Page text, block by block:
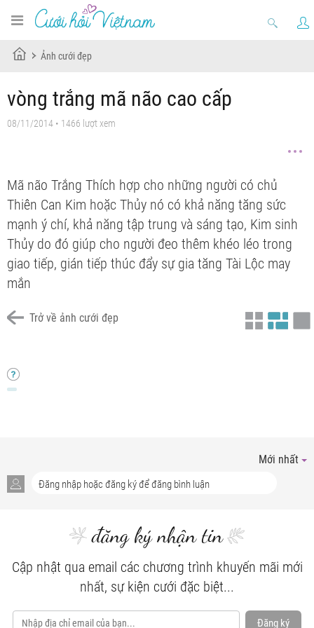
Ảnh cưới đẹp
vòng trắng mã não cao cấp
08/11/2014 • 1466 lượt xem
Mã não Trắng Thích hợp cho những người có chủ
Thiên Can Kim hoặc Thủy nó có khả năng tăng sức
mạnh ý chí, khả năng tập trung và sáng tạo, Kim sinh
Thủy do đó giúp cho người đeo thêm khéo léo trong
giao tiếp, gián tiếp thúc đẩy sự gia tăng Tài Lộc may
mắn
Trở về ảnh cưới đẹp
mã não thiên nhiên
mã não trắng cao cấp
mã não trắng nâu cao cấp
vòng tay mã não
Mới nhất
đăng ký nhận tin
Cập nhật qua email các chương trình khuyến mãi mới
nhất, sự kiện cưới đặc biệt...
Đăng ký